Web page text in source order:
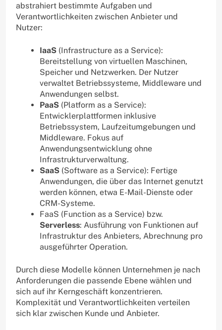
abstrahiert bestimmte Aufgaben und
Verantwortlichkeiten zwischen Anbieter und
Nutzer:
IaaS (Infrastructure as a Service):
Bereitstellung von virtuellen Maschinen,
Speicher und Netzwerken. Der Nutzer
verwaltet Betriebssysteme, Middleware und
Anwendungen selbst.
PaaS (Platform as a Service):
Entwicklerplattformen inklusive
Betriebssystem, Laufzeitumgebungen und
Middleware. Fokus auf
Anwendungsentwicklung ohne
Infrastrukturverwaltung.
SaaS (Software as a Service): Fertige
Anwendungen, die über das Internet genutzt
werden können, etwa E-Mail-Dienste oder
CRM-Systeme.
FaaS (Function as a Service) bzw.
Serverless: Ausführung von Funktionen auf
Infrastruktur des Anbieters, Abrechnung pro
ausgeführter Operation.
Durch diese Modelle können Unternehmen je nach
Anforderungen die passende Ebene wählen und
sich auf ihr Kerngeschäft konzentrieren.
Komplexität und Verantwortlichkeiten verteilen
sich klar zwischen Kunde und Anbieter.